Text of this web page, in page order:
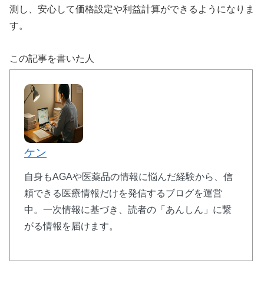
測し、安心して価格設定や利益計算ができるようになりま
す。
この記事を書いた人
ケン
自身もAGAや医薬品の情報に悩んだ経験から、信
頼できる医療情報だけを発信するブログを運営
中。一次情報に基づき、読者の「あんしん」に繋
がる情報を届けます。